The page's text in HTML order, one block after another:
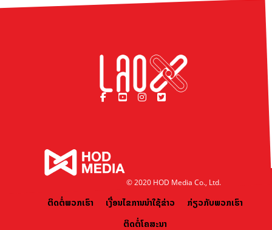
© 2020 HOD Media Co., Ltd.
ຕິດຕໍ່ພວກເຮົາ ເງື່ອນໄຂການນຳໃຊ້ຂ່າວ
ກ່ຽວກັບພວກເຮົາ
ຕິດຕໍ່ໂຄສະນາ